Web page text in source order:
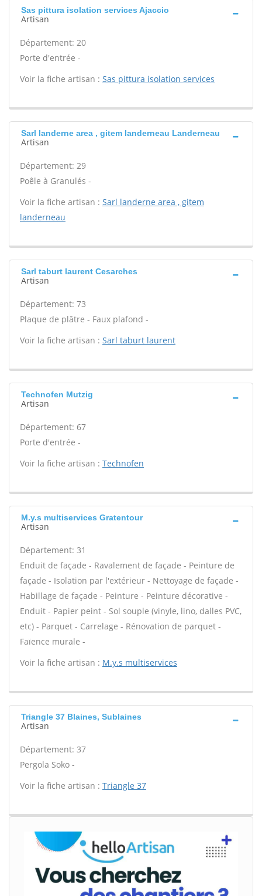
Sas pittura isolation services Ajaccio
Artisan
Département: 20
Porte d'entrée -
Voir la fiche artisan : Sas pittura isolation services
Sarl landerne area , gitem landerneau Landerneau
Artisan
Département: 29
Poêle à Granulés -
Voir la fiche artisan : Sarl landerne area , gitem
landerneau
Sarl taburt laurent Cesarches
Artisan
Département: 73
Plaque de plâtre - Faux plafond -
Voir la fiche artisan : Sarl taburt laurent
Technofen Mutzig
Artisan
Département: 67
Porte d'entrée -
Voir la fiche artisan : Technofen
M.y.s multiservices Gratentour
Artisan
Département: 31
Enduit de façade - Ravalement de façade - Peinture de
façade - Isolation par l'extérieur - Nettoyage de façade -
Habillage de façade - Peinture - Peinture décorative -
Enduit - Papier peint - Sol souple (vinyle, lino, dalles PVC,
etc) - Parquet - Carrelage - Rénovation de parquet -
Faïence murale -
Voir la fiche artisan : M.y.s multiservices
Triangle 37 Blaines, Sublaines
Artisan
Département: 37
Pergola Soko -
Voir la fiche artisan : Triangle 37